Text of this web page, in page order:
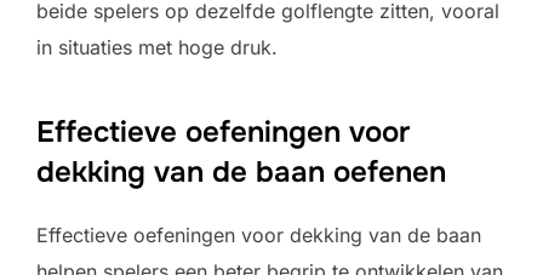
beide spelers op dezelfde golflengte zitten, vooral
in situaties met hoge druk.
Effectieve oefeningen voor
dekking van de baan oefenen
Effectieve oefeningen voor dekking van de baan